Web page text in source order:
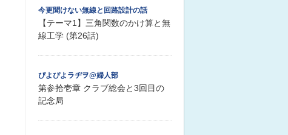
今更聞けない無線と回路設計の話
【テーマ1】三角関数のかけ算と無
線工学 (第26話)
ぴよぴよラヂヲ@婦人部
第参拾壱章 クラブ総会と3回目の
記念局